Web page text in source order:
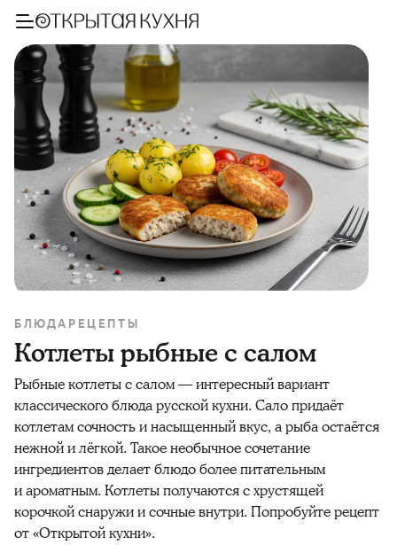
БЛЮДА РЕЦЕПТЫ
Котлеты рыбные с салом
Рыбные котлеты с салом — интересный вариант
классического блюда русской кухни. Сало придаёт
котлетам сочность и насыщенный вкус, а рыба остаётся
нежной и лёгкой. Такое необычное сочетание
ингредиентов делает блюдо более питательным
и ароматным. Котлеты получаются с хрустящей
корочкой снаружи и сочные внутри. Попробуйте рецепт
от «Открытой кухни».